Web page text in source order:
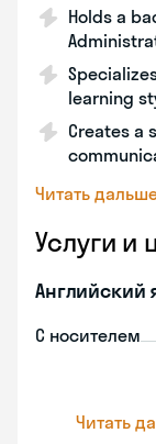
Holds a
learning
Creates a
Читать
Услуги и
Английский
С носителем
Читать